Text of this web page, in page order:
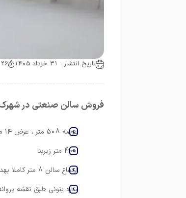
تاریخ انتشار : 31 خرداد 1405 26 بازدید
فروش سالن صنعتی در
عرصه 508 متر ، عرض ۱۴ متر
400 متر زیربنا
ارتفاع سالن 8 متر کاملا بهداشتی
سازه بتونی طبق نقشه